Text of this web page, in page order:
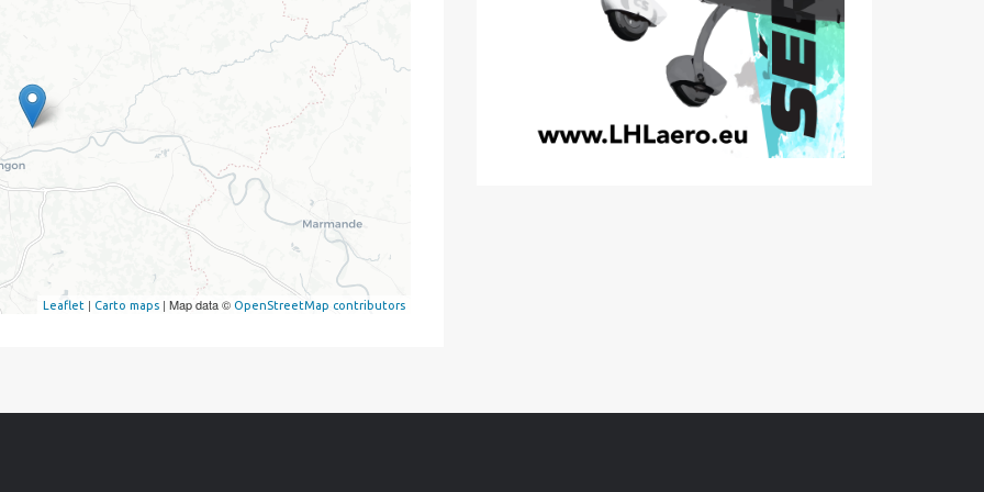
Leaflet | Carto maps | Map data © OpenStreetMap contributors